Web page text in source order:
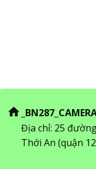
Địa chỉ: 25
Thới An (quận